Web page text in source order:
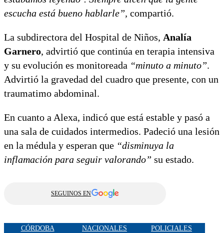
escucha está bueno hablarle”, compartió.
La subdirectora del Hospital de Niños, Analía
Garnero, advirtió que continúa en terapia intensiva
y su evolución es monitoreada “minuto a minuto”.
Advirtió la gravedad del cuadro que presente, con un
traumatimo abdominal.
En cuanto a Alexa, indicó que está estable y pasó a
una sala de cuidados intermedios. Padeció una lesión
en la médula y esperan que “disminuya la
inflamación para seguir valorando” su estado.
SEGUINOS EN
CÓRDOBA NACIONALES POLICIALES